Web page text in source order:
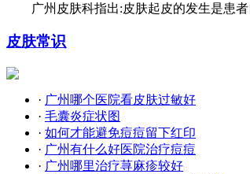
广州皮肤科指出:皮肤起皮的发生是患
皮肤常识
· 广州哪个医院看皮肤过敏好
· 毛囊炎症状图
· 如何才能避免痘痘留下红印
· 广州有什么好医院治疗痘痘
· 广州哪里治疗荨麻疹较好